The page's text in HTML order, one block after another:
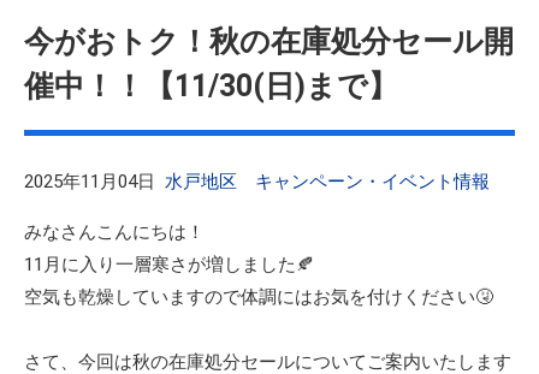
今がおトク！秋の在庫処分セール開
催中！！【11/30(日)まで】
2025年11月04日 水戸地区 キャンペーン・イベント情報
みなさんこんにちは！
11月に入り一層寒さが増しました🍂
空気も乾燥していますので体調にはお気を付けください🤧
さて、今回は秋の在庫処分セールについてご案内いたします